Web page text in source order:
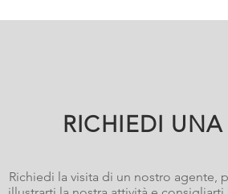
RICHIEDI UNA
Richiedi la visita di un nostro agente,